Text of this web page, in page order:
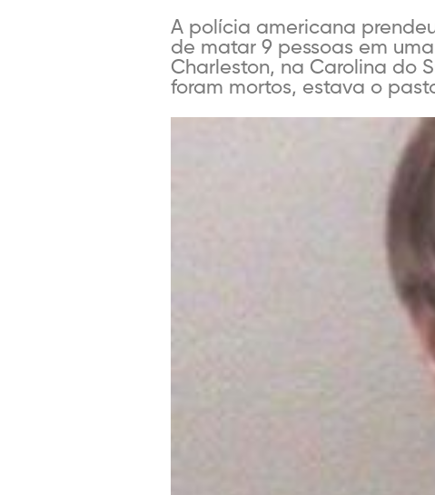
A polícia americana
de matar 9 pessoas em
Charleston, na Carolina do
foram mortos, estava o